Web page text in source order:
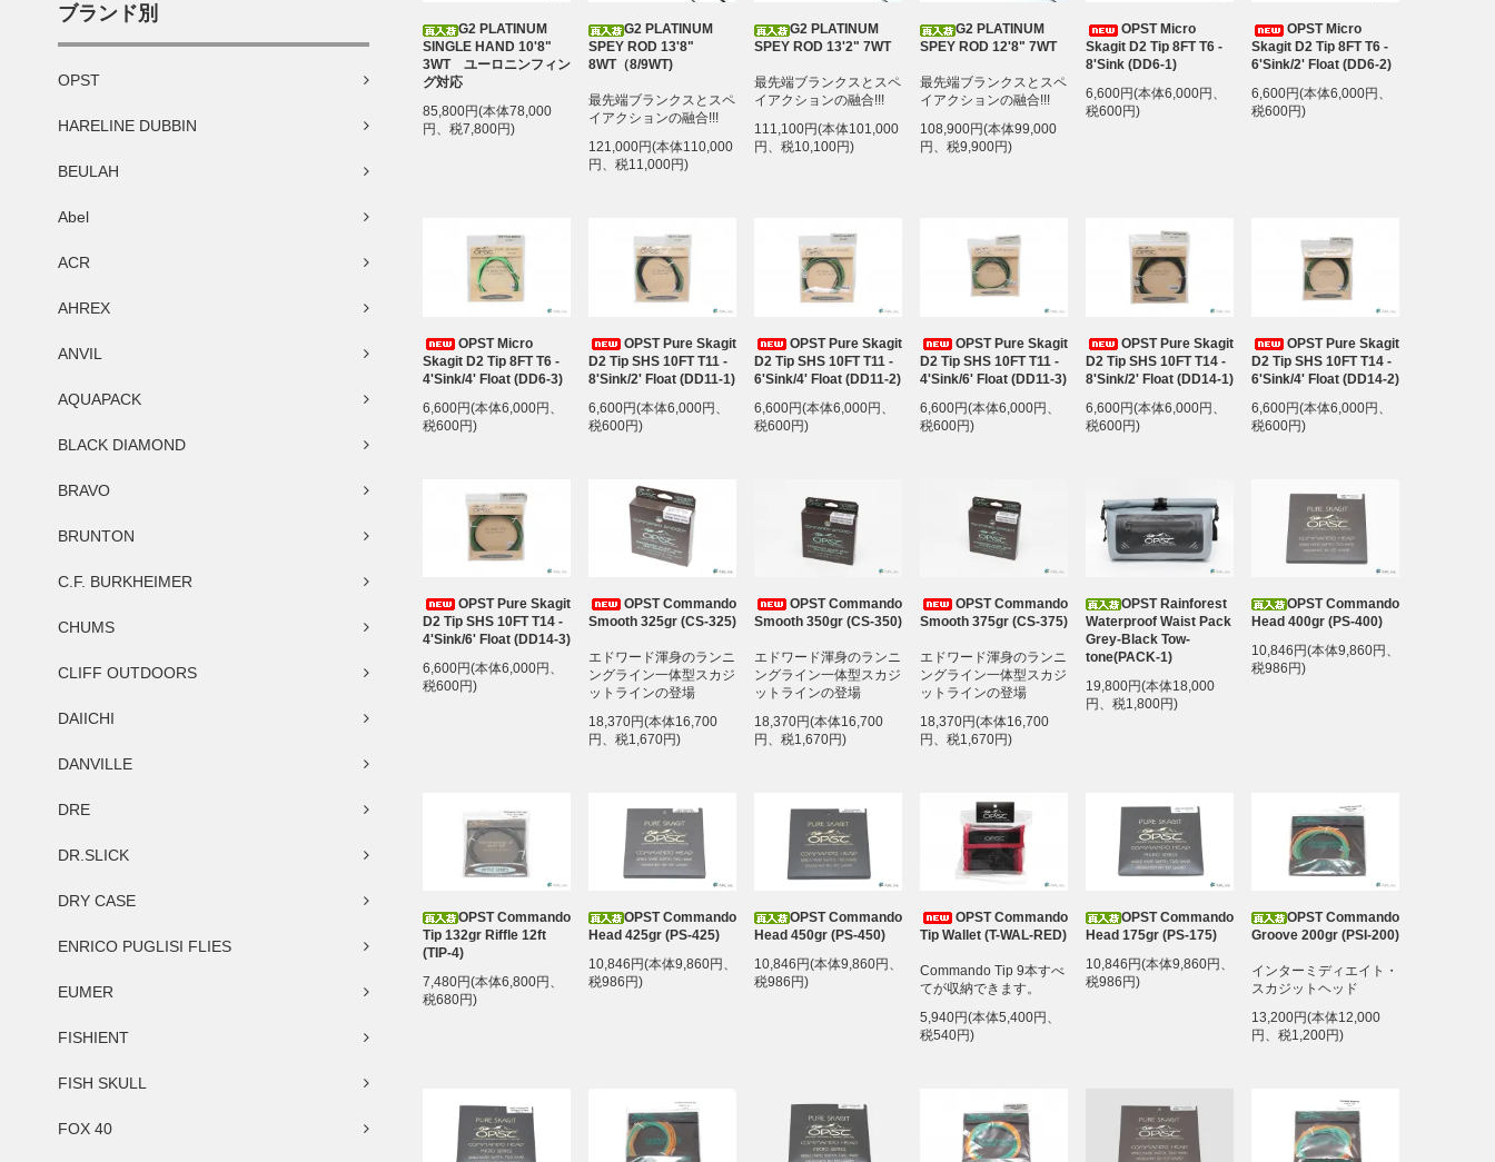
ブランド別
OPST
HARELINE DUBBIN
BEULAH
Abel
ACR
AHREX
ANVIL
AQUAPACK
BLACK DIAMOND
BRAVO
BRUNTON
C.F. BURKHEIMER
CHUMS
CLIFF OUTDOORS
DAIICHI
DANVILLE
DRE
DR.SLICK
DRY CASE
ENRICO PUGLISI FLIES
EUMER
FISHIENT
FISH SKULL
FOX 40
G2 PLATINUM
SINGLE HAND 10'8"
3WT ユーロニンフィン
グ対応
85,800円(本体78,000
円、税7,800円)
G2 PLATINUM
SPEY ROD 13'8"
8WT（8/9WT)
最先端ブランクスとスペ
イアクションの融合!!!
121,000円(本体110,000
円、税11,000円)
G2 PLATINUM
SPEY ROD 13'2" 7WT
最先端ブランクスとスペ
イアクションの融合!!!
111,100円(本体101,000
円、税10,100円)
G2 PLATINUM
SPEY ROD 12'8" 7WT
最先端ブランクスとスペ
イアクションの融合!!!
108,900円(本体99,000
円、税9,900円)
OPST Micro
Skagit D2 Tip 8FT T6 -
8'Sink (DD6-1)
6,600円(本体6,000円、
税600円)
OPST Micro
Skagit D2 Tip 8FT T6 -
6'Sink/2' Float (DD6-2)
6,600円(本体6,000円、
税600円)
OPST Micro
Skagit D2 Tip 8FT T6 -
4'Sink/4' Float (DD6-3)
6,600円(本体6,000円、
税600円)
OPST Pure Skagit
D2 Tip SHS 10FT T11 -
8'Sink/2' Float (DD11-1)
6,600円(本体6,000円、
税600円)
OPST Pure Skagit
D2 Tip SHS 10FT T11 -
6'Sink/4' Float (DD11-2)
6,600円(本体6,000円、
税600円)
OPST Pure Skagit
D2 Tip SHS 10FT T11 -
4'Sink/6' Float (DD11-3)
6,600円(本体6,000円、
税600円)
OPST Pure Skagit
D2 Tip SHS 10FT T14 -
8'Sink/2' Float (DD14-1)
6,600円(本体6,000円、
税600円)
OPST Pure Skagit
D2 Tip SHS 10FT T14 -
6'Sink/4' Float (DD14-2)
6,600円(本体6,000円、
税600円)
OPST Pure Skagit
D2 Tip SHS 10FT T14 -
4'Sink/6' Float (DD14-3)
6,600円(本体6,000円、
税600円)
OPST Commando
Smooth 325gr (CS-325)
エドワード渾身のランニ
ングライン一体型スカジ
ットラインの登場
18,370円(本体16,700
円、税1,670円)
OPST Commando
Smooth 350gr (CS-350)
エドワード渾身のランニ
ングライン一体型スカジ
ットラインの登場
18,370円(本体16,700
円、税1,670円)
OPST Commando
Smooth 375gr (CS-375)
エドワード渾身のランニ
ングライン一体型スカジ
ットラインの登場
18,370円(本体16,700
円、税1,670円)
OPST Rainforest
Waterproof Waist Pack
Grey-Black Tow-
tone(PACK-1)
19,800円(本体18,000
円、税1,800円)
OPST Commando
Head 400gr (PS-400)
10,846円(本体9,860円、
税986円)
OPST Commando
Tip 132gr Riffle 12ft
(TIP-4)
7,480円(本体6,800円、
税680円)
OPST Commando
Head 425gr (PS-425)
10,846円(本体9,860円、
税986円)
OPST Commando
Head 450gr (PS-450)
10,846円(本体9,860円、
税986円)
OPST Commando
Tip Wallet (T-WAL-RED)
Commando Tip 9本すべ
てが収納できます。
5,940円(本体5,400円、
税540円)
OPST Commando
Head 175gr (PS-175)
10,846円(本体9,860円、
税986円)
OPST Commando
Groove 200gr (PSI-200)
インターミディエイト・
スカジットヘッド
13,200円(本体12,000
円、税1,200円)